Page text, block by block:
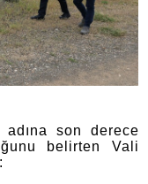
son derece
belirten Vali